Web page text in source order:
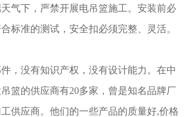
气下，严禁开展电吊篮施工。安装前必
标准的测试，安全扣必须完整、灵活。
，没有知识产权，没有设计能力。在中
篮的供应商有20多家，曾是知名品牌厂
供应商。他们的一些产品的质量好,价格